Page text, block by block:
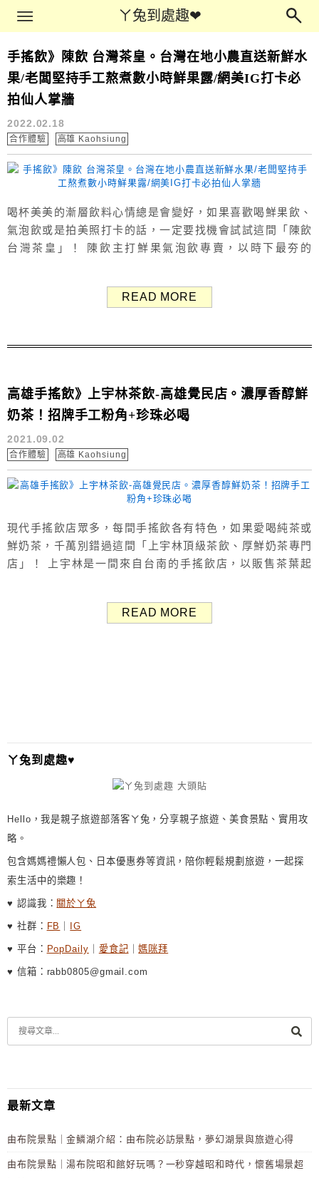
ㄚ兔到處趣❤ㄚ兔到處趣❤
Main Menu
高雄手搖飲
手搖飲》陳飲 台灣茶皇。台灣在地小農直送新鮮水
果/老闆堅持手工熬煮數小時鮮果露/網美IG打卡必
拍仙人掌牆
2022.02.18
合作體驗 高雄 Kaohsiung
喝杯美美的漸層飲料心情總是會變好，如果喜歡喝鮮果飲、
氣泡飲或是拍美照打卡的話，一定要找機會試試這間「陳飲
台灣茶皇」！ 陳飲主打鮮果氣泡飲專賣，以時下最夯的
系列。 *更新：本文所介紹的青年店已歇業，內容僅供參考。
READ MORE
高雄手搖飲》上宇林茶飲-高雄覺民店。濃厚香醇鮮
奶茶！招牌手工粉角+珍珠必喝
2021.09.02
合作體驗 高雄 Kaohsiung
現代手搖飲店眾多，每間手搖飲各有特色，如果愛喝純茶或
鮮奶茶，千萬別錯過這間「上宇林頂級茶飲、厚鮮奶茶專門
店」！ 上宇林是一間來自台南的手搖飲店，以販售茶葉起
奶茶專門店 「簡單喝，不簡單的茶」是上宇林的slogan，代
READ MORE
ㄚ兔到處趣♥
Hello，我是親子旅遊部落客ㄚ兔，分享親子旅遊、美食景點、實用攻
略。
包含媽媽禮懶人包、日本優惠券等資訊，陪你輕鬆規劃旅遊，一起探
索生活中的樂趣！
♥ 認識我： 關於ㄚ兔
♥ 社群： FB IG
♥ 平台： PopDaily 愛食記 ｜媽咪拜
♥ 信箱：rabb0805@gmail.com
最新文章
由布院景點｜金鱗湖介紹：由布院必訪景點，夢幻湖景與旅遊心得
由布院景點｜湯布院昭和館好玩嗎？一秒穿越昭和時代，懷舊場景超